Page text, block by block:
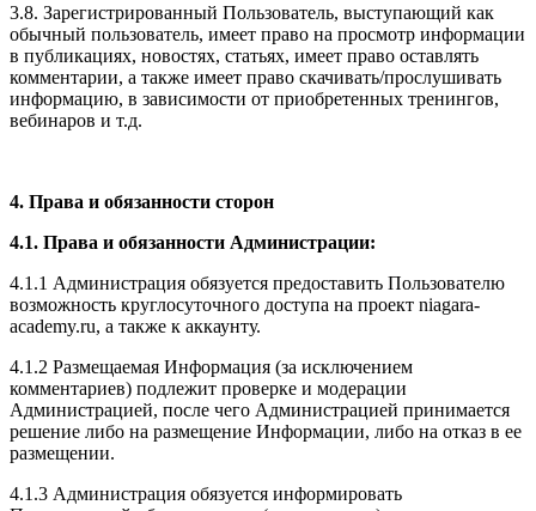
3.8. Зарегистрированный Пользователь, выступающий как
обычный пользователь, имеет право на просмотр информации
в публикациях, новостях, статьях, имеет право оставлять
комментарии, а также имеет право скачивать/прослушивать
информацию, в зависимости от приобретенных тренингов,
вебинаров и т.д.
4. Права и обязанности сторон
4.1. Права и обязанности Администрации:
4.1.1 Администрация обязуется предоставить Пользователю
возможность круглосуточного доступа на проект niagara-
academy.ru, а также к аккаунту.
4.1.2 Размещаемая Информация (за исключением
комментариев) подлежит проверке и модерации
Администрацией, после чего Администрацией принимается
решение либо на размещение Информации, либо на отказ в ее
размещении.
4.1.3 Администрация обязуется информировать